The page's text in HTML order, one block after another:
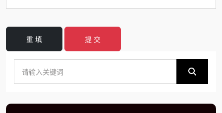
重 填 提 交